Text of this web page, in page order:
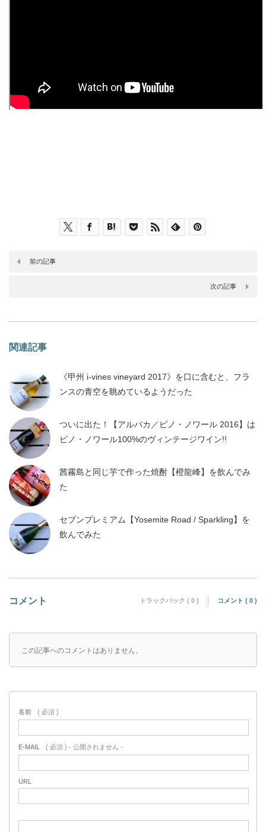
前の記事
次の記事
関連記事
《甲州 i-vines vineyard 2017》を口に含むと、フラ
ンスの青空を眺めているようだった
ついに出た！【アルパカ／ピノ・ノワール 2016】は
ピノ・ノワール100%のヴィンテージワイン!!
茜霧島と同じ芋で作った焼酎【橙龍峰】を飲んでみ
た
セブンプレミアム【Yosemite Road / Sparkling】を
飲んでみた
コメント トラックバック ( 0 ) コメント ( 0 )
この記事へのコメントはありません。
名前 ( 必須 )
E-MAIL ( 必須 ) - 公開されません -
URL